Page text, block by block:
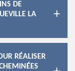
DE
LA
RÉALISER